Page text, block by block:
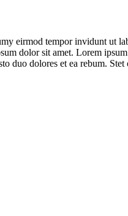
eirmod tempor invidunt ut
dolor sit amet. Lorem
duo dolores et ea rebum.